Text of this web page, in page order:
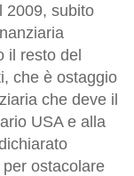
2009, subito
il resto del
che è ostaggio
che deve il
USA e alla
ostacolare